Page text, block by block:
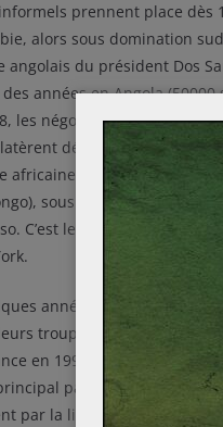
prennent place dès
alors sous domination
du président Dos
années en Angola
les négociations
début 1988 en
moderne), Cuba,
sous la Présidence du
C’est le 22 décembre
années la situation en
troupes d’Angola,
en 1990. Dans la foulée,
parti d’opposition
par la libération du chef de